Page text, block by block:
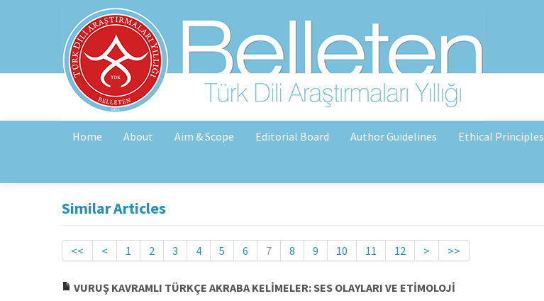
Home About Aim & Scope Editorial Board Author Guidelines Ethical Principles
Similar Articles
<< < 1 2 3 4 5 6 7 8 9 10 11 12 > >>
VURUŞ KAVRAMLI TÜRKÇE AKRABA KELİMELER: SES OLAYLARI VE ETİMOLOJİ